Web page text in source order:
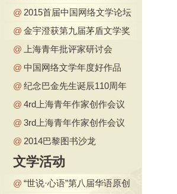
@ 2015首届中国网络文学论坛
@ 金宇澄获第九届茅盾文学奖
@
上海青年批评家研讨会
@ 中国网络文学年度好作品
@ 纪念巴金先生诞辰110周年
@ 4rd上海青年作家创作会议
@ 3rd上海青年作家创作会议
@ 2014巴黎图书沙龙
文学活动
@ “世说·心语”第八届华语原创